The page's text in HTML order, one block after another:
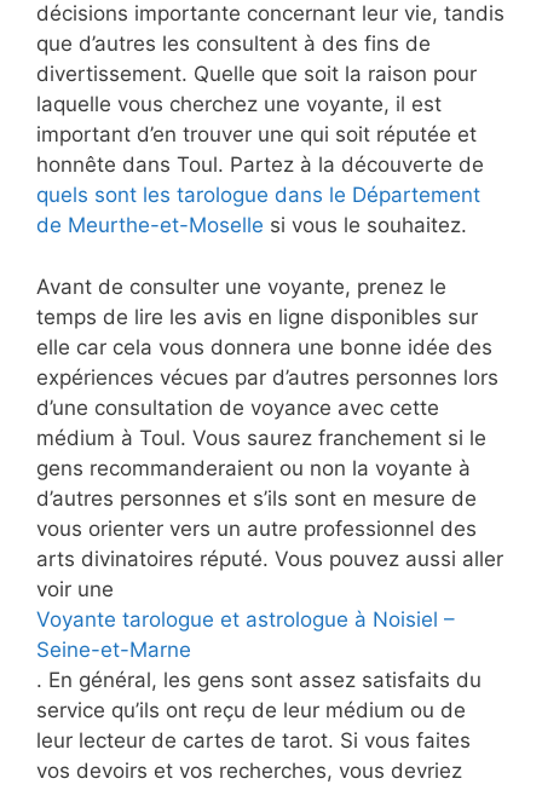
décisions importante concernant leur vie, tandis
que d’autres les consultent à des fins de
divertissement. Quelle que soit la raison pour
laquelle vous cherchez une voyante, il est
important d’en trouver une qui soit réputée et
honnête dans Toul. Partez à la découverte de
quels sont les tarologue dans le Département
de Meurthe-et-Moselle si vous le souhaitez.
Avant de consulter une voyante, prenez le
temps de lire les avis en ligne disponibles sur
elle car cela vous donnera une bonne idée des
expériences vécues par d’autres personnes lors
d’une consultation de voyance avec cette
médium à Toul. Vous saurez franchement si le
gens recommanderaient ou non la voyante à
d’autres personnes et s’ils sont en mesure de
vous orienter vers un autre professionnel des
arts divinatoires réputé. Vous pouvez aussi aller
voir une
Voyante tarologue et astrologue à Noisiel –
Seine-et-Marne
. En général, les gens sont assez satisfaits du
service qu’ils ont reçu de leur médium ou de
leur lecteur de cartes de tarot. Si vous faites
vos devoirs et vos recherches, vous devriez